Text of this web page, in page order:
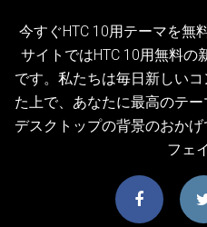
今すぐHTC 10用テーマを無
サイトではHTC 10用無料の
です。私たちは毎日新しい
た上で、あなたに最高のテ
デスクトップの背景のおか
フェ